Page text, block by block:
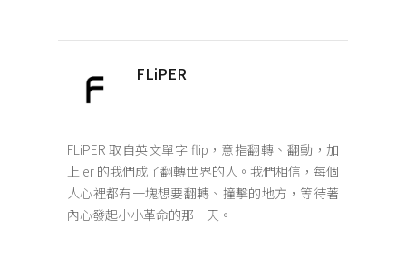
FLiPER
FLiPER 取自英文單字 flip，意指翻轉、翻動，加
上 er 的我們成了翻轉世界的人。我們相信，每個
人心裡都有一塊想要翻轉、撞擊的地方，等待著
內心發起小小革命的那一天。